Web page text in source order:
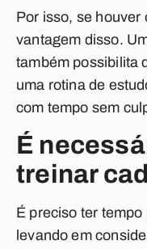
Por isso, se houver
vantagem disso.
também possibilita
uma rotina de
com tempo sem
É
treinar
É preciso ter
levando em